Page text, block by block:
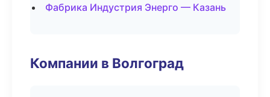
Фабрика Индустрия Энерго — Казань
Компании в Волгоград